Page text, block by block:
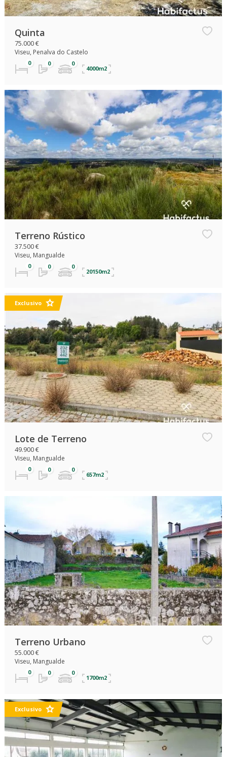
Quinta
75.000 €
Viseu, Penalva do Castelo
4000m2
Terreno Rústico
37.500 €
Viseu, Mangualde
20150m2
Exclusivo
Lote de Terreno
49.900 €
Viseu, Mangualde
657m2
Terreno Urbano
55.000 €
Viseu, Mangualde
1700m2
Exclusivo